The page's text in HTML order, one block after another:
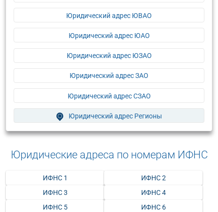
Юридический адрес ЮВАО
Юридический адрес ЮАО
Юридический адрес ЮЗАО
Юридический адрес ЗАО
Юридический адрес СЗАО
Юридический адрес Регионы
Юридические адреса по номерам ИФНС
ИФНС 1
ИФНС 2
ИФНС 3
ИФНС 4
ИФНС 5
ИФНС 6